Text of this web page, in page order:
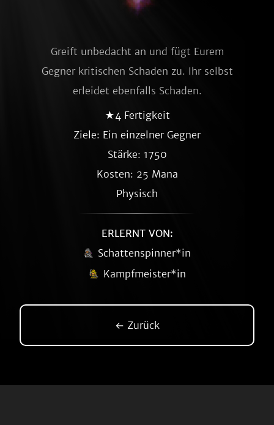
Greift unbedacht an und fügt Eurem
Gegner kritischen Schaden zu. Ihr selbst
erleidet ebenfalls Schaden.
★4 Fertigkeit
Ziele: Ein einzelner Gegner
Stärke: 1750
Kosten: 25 Mana
Physisch
ERLERNT VON:
Schattenspinner*in
Kampfmeister*in
← Zurück